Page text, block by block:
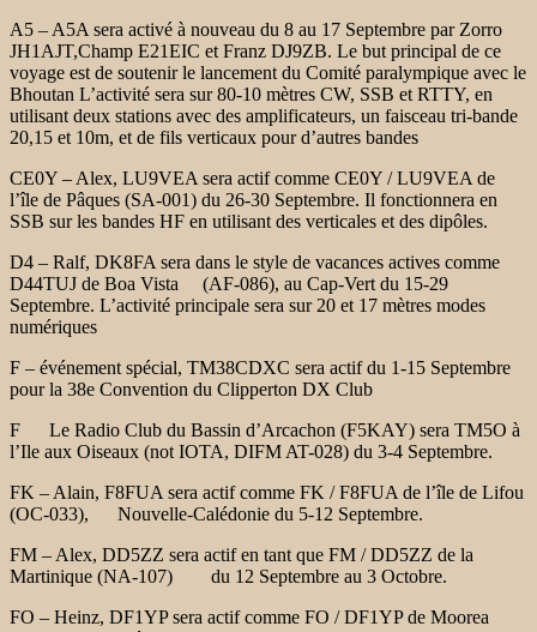
A5 – A5A sera activé à nouveau du 8 au 17 Septembre par Zorro
JH1AJT,Champ E21EIC et Franz DJ9ZB. Le but principal de ce
voyage est de soutenir le lancement du Comité paralympique avec le
Bhoutan L’activité sera sur 80-10 mètres CW, SSB et RTTY, en
utilisant deux stations avec des amplificateurs, un faisceau tri-bande
20,15 et 10m, et de fils verticaux pour d’autres bandes
CE0Y – Alex, LU9VEA sera actif comme CE0Y / LU9VEA de
l’île de Pâques (SA-001) du 26-30 Septembre. Il fonctionnera en
SSB sur les bandes HF en utilisant des verticales et des dipôles.
D4 – Ralf, DK8FA sera dans le style de vacances actives comme
D44TUJ de Boa Vista
(AF-086), au Cap-Vert du 15-29
Septembre. L’activité principale sera sur20 et 17 mètres modes
numériques
F – événement spécial, TM38CDXC sera actif du 1-15 Septembre
pour la 38e Convention du Clipperton DX Club
F Le Radio Club du Bassin d’Arcachon (F5KAY) sera TM5O à
l’Ile aux Oiseaux (not IOTA, DIFM AT-028) du 3-4 Septembre.
FK – Alain, F8FUA sera actif comme FK / F8FUA de l’île de Lifou
(OC-033), Nouvelle-Calédonie du 5-12 Septembre.
FM – Alex, DD5ZZ sera actif en tant que FM / DD5ZZ de la
Martinique (NA-107) du 12 Septembre au 3 Octobre.
FO – Heinz, DF1YP sera actif comme FO / DF1YP de Moorea